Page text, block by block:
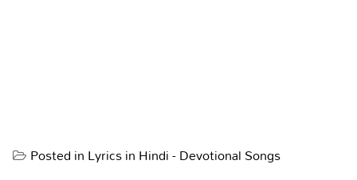
Posted inLyrics in Hindi - Devotional Songs